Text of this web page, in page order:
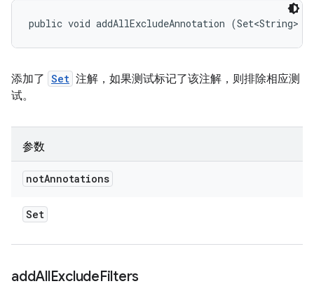
public void addAllExcludeAnnotation (Set<String>
添加了 Set 注解，如果测试标记了该注解，则排除相应测
试。
参数
notAnnotations
Set
addAllExcludeFilters